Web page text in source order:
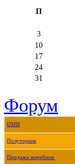
П
3
10
17
24
31
Форум
ЦМИ
Полуторник
Продажа жеребцов.